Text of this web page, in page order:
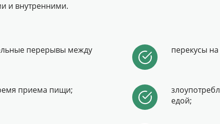
и внутренними.
перерывы между
перекусы
приема пищи;
едой;